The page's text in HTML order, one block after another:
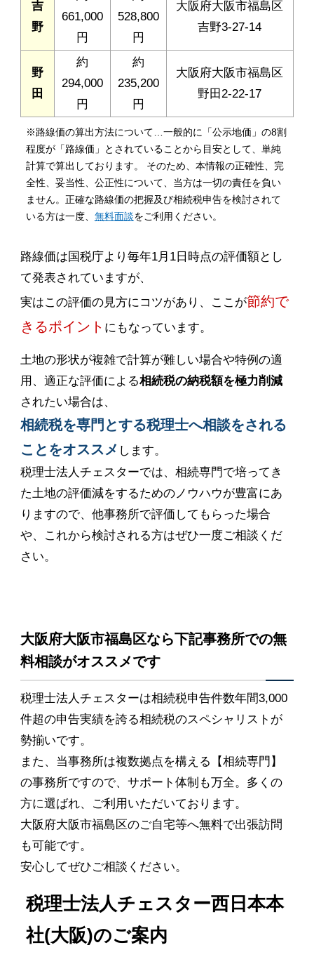
吉
野
661,000
円
528,800
円
大阪府大阪市福島区
吉野3-27-14
野
田
約
294,000
円
約
235,200
円
大阪府大阪市福島区
野田2-22-17
※路線価の算出方法について…一般的に「公示地価」の8割
程度が「路線価」とされていることから目安として、単純
計算で算出しております。 そのため、本情報の正確性、完
全性、妥当性、公正性について、当方は一切の責任を負い
ません。正確な路線価の把握及び相続税申告を検討されて
いる方は一度、 無料面談をご利用ください。
路線価は国税庁より毎年1月1日時点の評価額とし
て発表されていますが、
実はこの評価の見方にコツがあり、ここが節約で
きるポイント にもなっています。
土地の形状が複雑で計算が難しい場合や特例の適
用、適正な評価による相続税の納税額を極力削減
されたい場合は、
相続税を専門とする税理士へ相談をされる
ことをオススメ します。
税理士法人チェスターでは、相続専門で培ってき
た土地の評価減をするためのノウハウが豊富にあ
りますので、他事務所で評価してもらった場合
や、これから検討される方はぜひ一度ご相談くだ
さい。
大阪府大阪市福島区なら下記事務所での無
料相談がオススメです
税理士法人チェスターは相続税申告件数年間3,000
件超の申告実績を誇る相続税のスペシャリストが
勢揃いです。
また、当事務所は複数拠点を構える【相続専門】
の事務所ですので、サポート体制も万全。多くの
方に選ばれ、ご利用いただいております。
大阪府大阪市福島区のご自宅等へ無料で出張訪問
も可能です。
安心してぜひご相談ください。
税理士法人チェスター西日本本
社(大阪)のご案内